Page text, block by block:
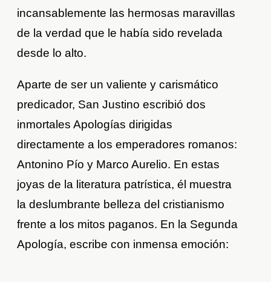
incansablemente las hermosas maravillas
de la verdad que le había sido revelada
desde lo alto.
Aparte de ser un valiente y carismático
predicador, San Justino escribió dos
inmortales Apologías dirigidas
directamente a los emperadores romanos:
Antonino Pío y Marco Aurelio. En estas
joyas de la literatura patrística, él muestra
la deslumbrante belleza del cristianismo
frente a los mitos paganos. En la Segunda
Apología, escribe con inmensa emoción: